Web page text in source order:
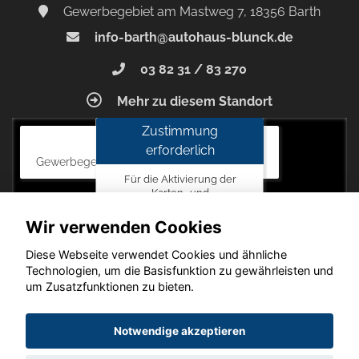
Gewerbegebiet am Mastweg 7, 18356 Barth
info-barth@autohaus-blunck.de
03 82 31 / 83 270
Mehr zu diesem Standort
Autohaus Blunck
Gewerbegebiet am Mastweg 7, 18356 Barth
Zustimmung
erforderlich
Für die Aktivierung der
Karten- und
Zustimmung zu den
Datenschutzrichtlinien vom
Drittanbieter Google LLC
erforderlich.
Zustimmen
und
aktivieren
Copyright © 2026. Autohaus Blunck
Wir verwenden Cookies
Diese Webseite verwendet Cookies und ähnliche
Technologien, um die Basisfunktion zu gewährleisten und
um Zusatzfunktionen zu bieten.
Notwendige akzeptieren